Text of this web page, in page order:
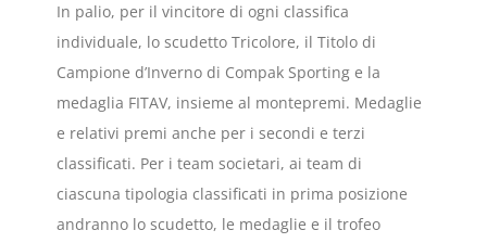
In palio, per il vincitore di ogni classifica
individuale, lo scudetto Tricolore, il Titolo di
Campione d’Inverno di Compak Sporting e la
medaglia FITAV, insieme al montepremi. Medaglie
e relativi premi anche per i secondi e terzi
classificati. Per i team societari, ai team di
ciascuna tipologia classificati in prima posizione
andranno lo scudetto, le medaglie e il trofeo